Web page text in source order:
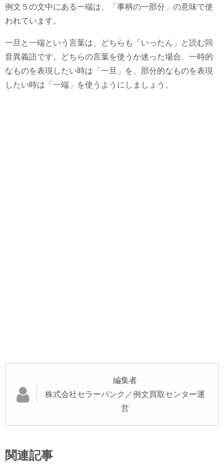
例文５の文中にある一端は、「事柄の一部分」の意味で使
われています。
一旦と一端という言葉は、どちらも「いったん」と読む同
音異義語です。どちらの言葉を使うか迷った場合、一時的
なものを表現したい時は「一旦」を、部分的なものを表現
したい時は「一端」を使うようにしましょう。
編集者
株式会社セラーバンク／例文買取センター運
営
関連記事